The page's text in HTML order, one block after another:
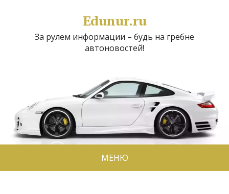
Edunur.ru
За рулем информации – будь на гребне
автоновостей!
МЕНЮ